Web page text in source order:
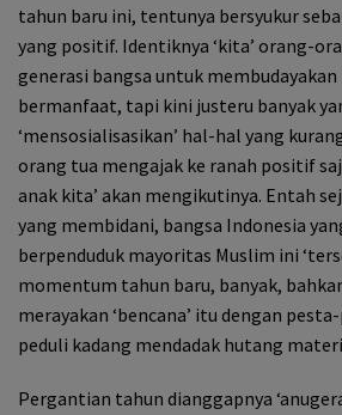
tahun baru ini, tentunya bersyukur
yang positif. Identiknya ‘kita’ orang-
generasi bangsa untuk
bermanfaat, tapi kini justeru banyak
‘mensosialisasikan’ hal-hal yang
orang tua mengajak ke ranah positif
anak kita’ akan mengikutinya. Entah
yang membidani, bangsa Indonesia
berpenduduk mayoritas Muslim ini
momentum tahun baru, banyak,
merayakan ‘bencana’ itu dengan
peduli kadang mendadak hutang
Pergantian tahun dianggapnya